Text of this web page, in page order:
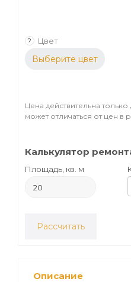
? Цвет
Выберите цвет
Цена действительна
может отличаться от цен в
Калькулятор
Площадь, кв. м
Рассчитать
Описание